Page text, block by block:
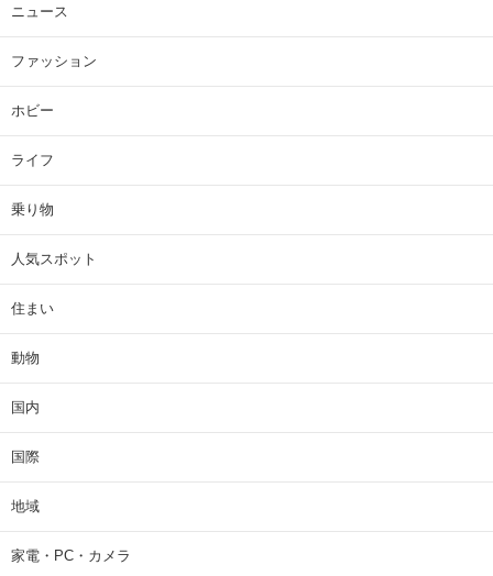
ニュース
ファッション
ホビー
ライフ
乗り物
人気スポット
住まい
動物
国内
国際
地域
家電・PC・カメラ